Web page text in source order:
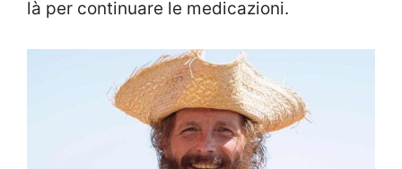
là per continuare le medicazioni.